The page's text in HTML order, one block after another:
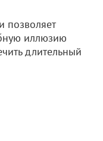
позволяет
иллюзию
длительный